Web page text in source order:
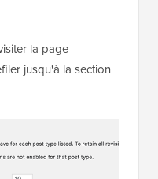
la page
jusqu'à la section